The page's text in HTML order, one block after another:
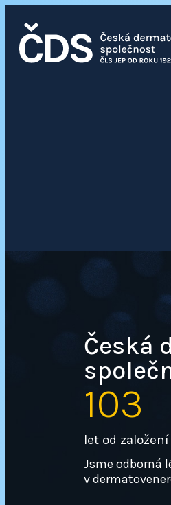
Česká
let od založení
103
Jsme odborná
v